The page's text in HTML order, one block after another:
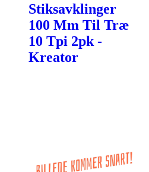
Stiksavklinger
100 Mm Til Træ
10 Tpi 2pk -
Kreator